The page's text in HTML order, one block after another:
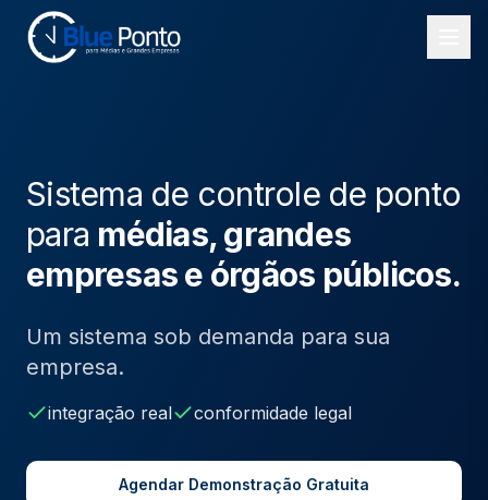
Sistema de controle de ponto
para médias, grandes
empresas e órgãos públicos.
Um sistema sob demanda para sua
empresa.
integração real conformidade legal
Agendar Demonstração Gratuita